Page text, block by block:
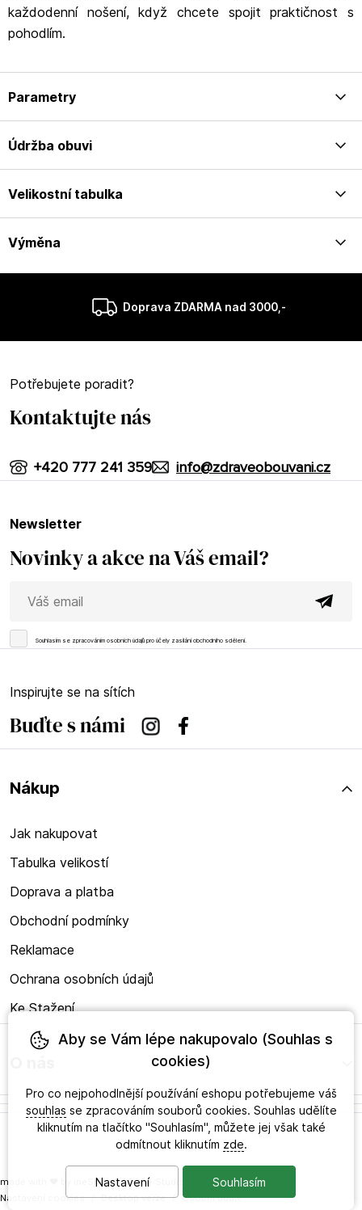
každodenní nošení, když chcete spojit praktičnost s
pohodlím.
Parametry
Údržba obuvi
Velikostní tabulka
Výměna
Doprava ZDARMA nad 3000,-
Potřebujete poradit?
Kontaktujte nás
info@zdraveobouvani.cz
+420 777 241 359
newsletter
Novinky a akce na Váš email?
Souhlasím se zpracováním osobních údajů pro účely zasílání obchodního sdělení.
Inspirujte se na sítích
Buďte s námi InstagramFacebook
Nákup
Jak nakupovat
Tabulka velikostí
Doprava a platba
Obchodní podmínky
Reklamace
Ochrana osobních údajů
Ke Stažení
made with ineShop© 2026 - Studio zdravého obouvání s.r.o.
Nastavení cookies / Desktop verze / Osobní údaje
Aby se Vám lépe nakupovalo (Souhlas s
cookies)
Pro co nejpohodlnější používání eshopu potřebujeme váš
souhlas se zpracováním souborů cookies. Souhlas udělíte
kliknutím na tlačítko "Souhlasím", můžete jej však také
odmítnout kliknutím zde.
Nastavení Souhlasím